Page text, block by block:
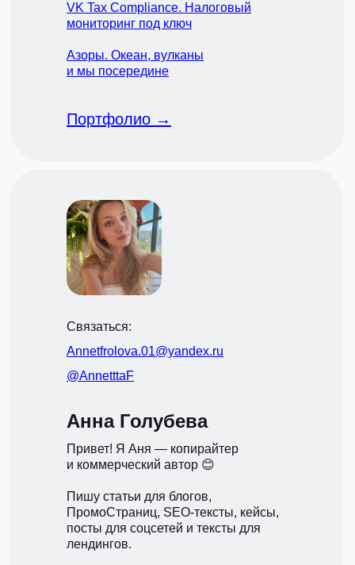
VK Tax Compliance. Налоговый
мониторинг под ключ
Азоры. Океан, вулканы
и мы посередине
Портфолио →
Анна Голубева
Привет! Я Аня — копирайтер
и коммерческий автор 😊
Пишу статьи для блогов,
ПромоСтраниц, SEO-тексты, кейсы,
посты для соцсетей и тексты для
лендингов.
Связаться:
@AnnetttaF
Annetfrolova.01@yandex.ru